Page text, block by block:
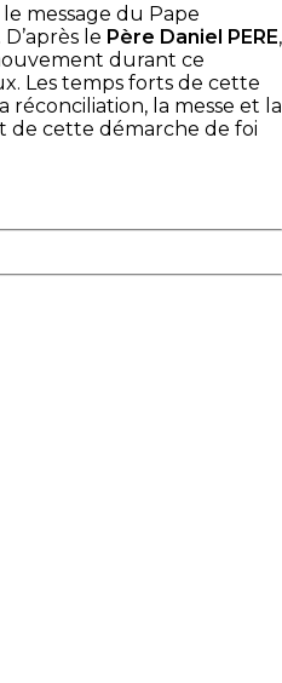
message du Pape
. D’après le Père Daniel PERE,
durant ce
Les temps forts de cette
la messe et la
de cette démarche de foi